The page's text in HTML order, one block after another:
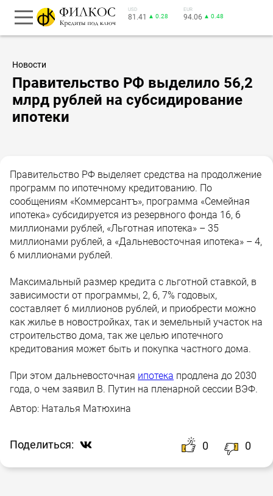
USD
81.41 ▲ 0.28
EUR
94.06 ▲ 0.48
Новости
Правительство РФ выделило 56,2
млрд рублей на субсидирование
ипотеки
Правительство РФ выделяет средства на продолжение
программ по ипотечному кредитованию. По
сообщениям «Коммерсантъ», программа «Семейная
ипотека» субсидируется из резервного фонда 16, 6
миллионами рублей, «Льготная ипотека» – 35
миллионами рублей, а «Дальневосточная ипотека» – 4,
6 миллионами рублей.
Максимальный размер кредита с льготной ставкой, в
зависимости от программы, 2, 6, 7% годовых,
составляет 6 миллионов рублей, и приобрести можно
как жилье в новостройках, так и земельный участок на
строительство дома, так же целью ипотечного
кредитования может быть и покупка частного дома.
При этом дальневосточная ипотека продлена до 2030
года, о чем заявил В. Путин на пленарной сессии ВЭФ.
Автор: Наталья Матюхина
Поделиться: 0 0